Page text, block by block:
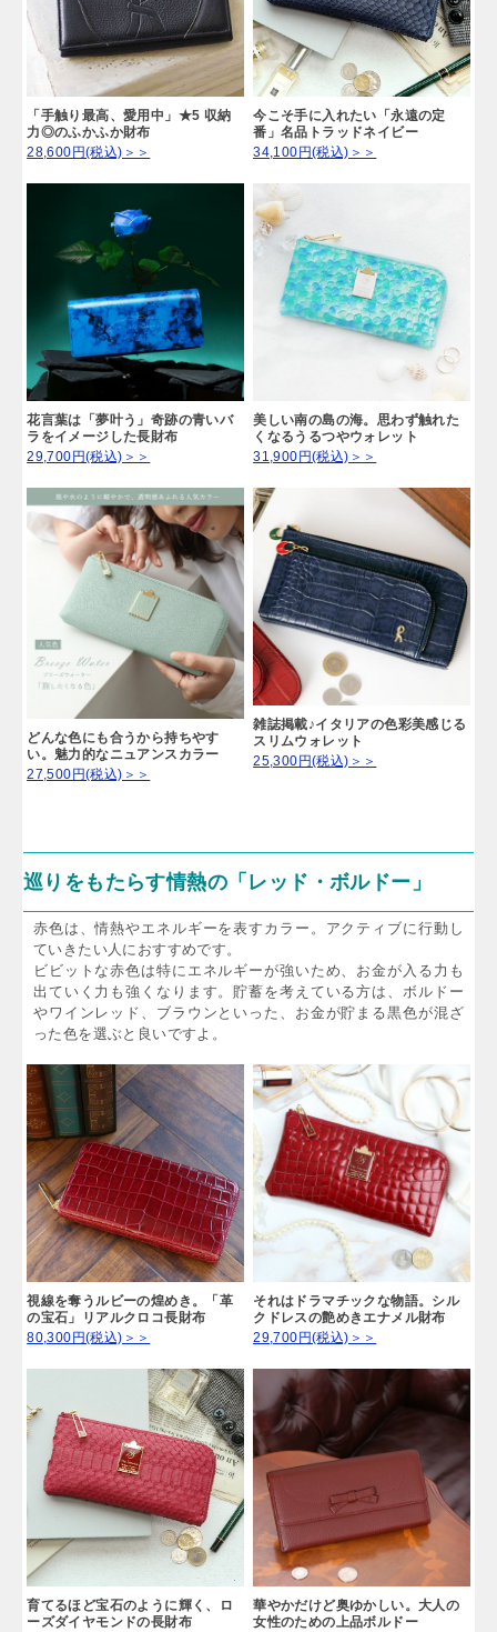
「手触り最高、愛用中」★5 収納
力◎のふかふか財布
28,600円(税込)＞＞
今こそ手に入れたい「永遠の定
番」名品トラッドネイビー
34,100円(税込)＞＞
花言葉は「夢叶う」奇跡の青いバ
ラをイメージした長財布
29,700円(税込)＞＞
美しい南の島の海。思わず触れた
くなるうるつやウォレット
31,900円(税込)＞＞
どんな色にも合うから持ちやす
い。魅力的なニュアンスカラー
27,500円(税込)＞＞
雑誌掲載♪イタリアの色彩美感じる
スリムウォレット
25,300円(税込)＞＞
巡りをもたらす情熱の「レッド・ボルドー」
赤色は、情熱やエネルギーを表すカラー。アクティブに行動し
ていきたい人におすすめです。
ビビットな赤色は特にエネルギーが強いため、お金が入る力も
出ていく力も強くなります。貯蓄を考えている方は、ボルドー
やワインレッド、ブラウンといった、お金が貯まる黒色が混ざ
った色を選ぶと良いですよ。
視線を奪うルビーの煌めき。「革
の宝石」リアルクロコ長財布
80,300円(税込)＞＞
それはドラマチックな物語。シル
クドレスの艶めきエナメル財布
29,700円(税込)＞＞
育てるほど宝石のように輝く、ロ
ーズダイヤモンドの長財布
華やかだけど奥ゆかしい。大人の
女性のための上品ボルドー